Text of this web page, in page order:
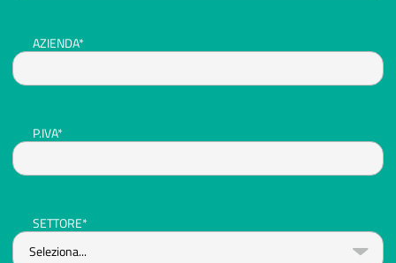
AZIENDA*
P.IVA*
SETTORE*